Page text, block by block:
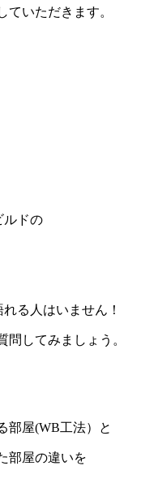
いただきます。
ルドの
る人はいません！
してみましょう。
部屋(WB工法）と
部屋の違いを